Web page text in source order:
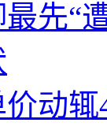
先“
动